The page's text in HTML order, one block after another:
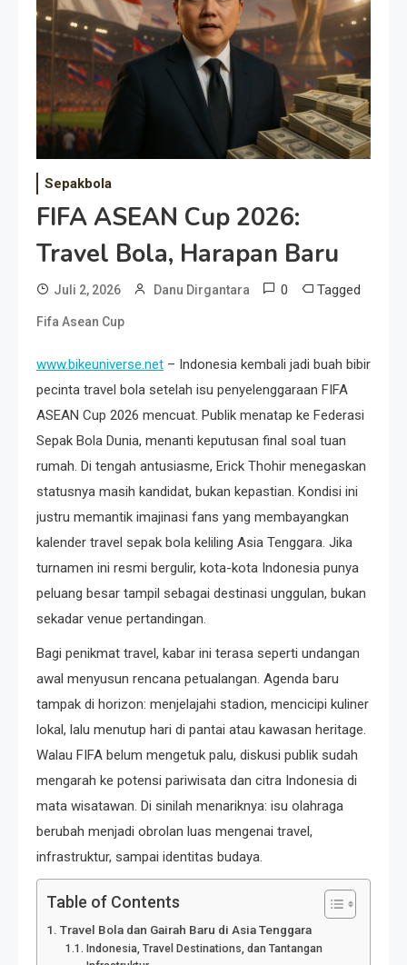
Event Besar
Sepakbola
FIFA ASEAN Cup 2026:
Travel Bola, Harapan Baru
Juli 2, 2026 Danu Dirgantara 0 Tagged
Fifa Asean Cup
www.bikeuniverse.net – Indonesia kembali jadi buah bibir
pecinta travel bola setelah isu penyelenggaraan FIFA
ASEAN Cup 2026 mencuat. Publik menatap ke Federasi
Sepak Bola Dunia, menanti keputusan final soal tuan
rumah. Di tengah antusiasme, Erick Thohir menegaskan
statusnya masih kandidat, bukan kepastian. Kondisi ini
justru memantik imajinasi fans yang membayangkan
kalender travel sepak bola keliling Asia Tenggara. Jika
turnamen ini resmi bergulir, kota-kota Indonesia punya
peluang besar tampil sebagai destinasi unggulan, bukan
sekadar venue pertandingan.
Bagi penikmat travel, kabar ini terasa seperti undangan
awal menyusun rencana petualangan. Agenda baru
tampak di horizon: menjelajahi stadion, mencicipi kuliner
lokal, lalu menutup hari di pantai atau kawasan heritage.
Walau FIFA belum mengetuk palu, diskusi publik sudah
mengarah ke potensi pariwisata dan citra Indonesia di
mata wisatawan. Di sinilah menariknya: isu olahraga
berubah menjadi obrolan luas mengenai travel,
infrastruktur, sampai identitas budaya.
Table of Contents
Travel Bola dan Gairah Baru di Asia Tenggara
Indonesia, Travel Destinations, dan Tantangan